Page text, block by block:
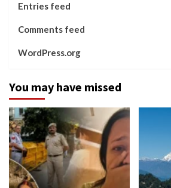
Entries feed
Comments feed
WordPress.org
You may have missed